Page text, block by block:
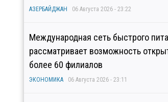
АЗЕРБАЙДЖАН 06 Августа 2026 - 23:22
Международная сеть быстрого
рассматривает возможность
более 60 филиалов
ЭКОНОМИКА 06 Августа 2026 - 23:11